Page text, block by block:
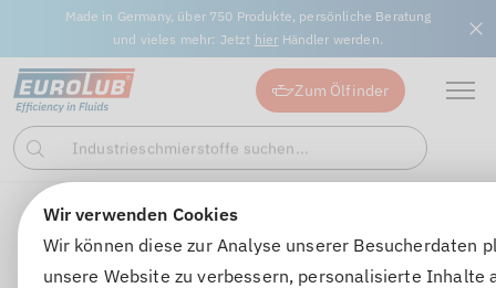
Wir verwenden Cookies
Wir können diese zur Analyse unserer Besucherdaten
unsere Website zu verbessern, personalisierte Inhalte
Made in Germany, über 750 Produkte, persönliche Beratung
und vieles mehr: Jetzt hier Händler werden.
Zum Ölfinder
Suchen
Industrieschmierstoffe suchen...
Motorenöle Motorenöle für PKW